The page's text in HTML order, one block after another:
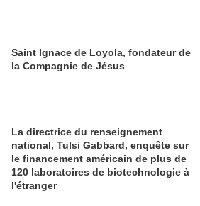
Saint Ignace de Loyola, fondateur de
la Compagnie de Jésus
La directrice du renseignement
national, Tulsi Gabbard, enquête sur
le financement américain de plus de
120 laboratoires de biotechnologie à
l'étranger